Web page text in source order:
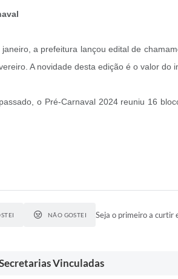
janeiro, a prefeitura lançou edital de
A novidade desta edição é o valor
o Pré-Carnaval 2024 reuniu 16
NÃO GOSTEI Seja o primeiro a curtir
Vinculadas